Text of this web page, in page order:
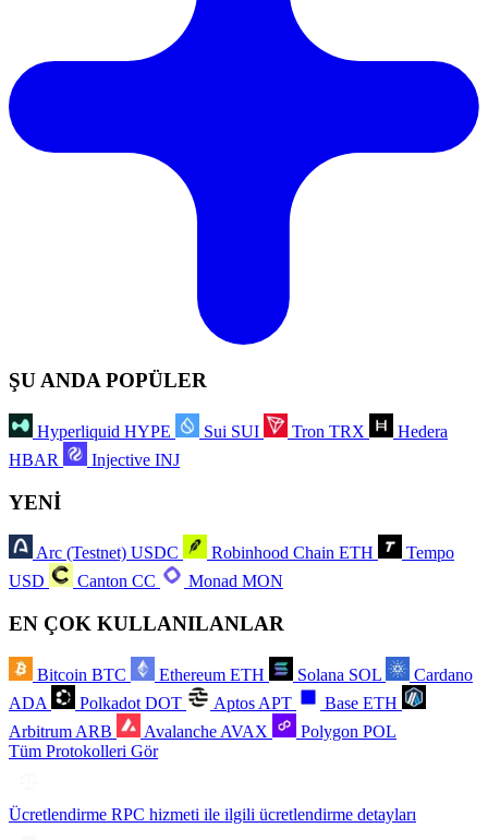
ŞU ANDA POPÜLER
Hyperliquid HYPE Sui SUI Tron TRX
Hedera
HBAR
Injective INJ
YENİ
Arc (Testnet) USDC Robinhood Chain ETH
Tempo
USD
Canton CC Monad MON
EN ÇOK KULLANILANLAR
Bitcoin BTC Ethereum ETH Solana SOL
Cardano
ADA
Polkadot DOT Aptos APT Base ETH
Arbitrum ARB Avalanche AVAX Polygon POL
Tüm Protokolleri Gör
Ücretlendirme RPC hizmeti ile ilgili ücretlendirme detayları